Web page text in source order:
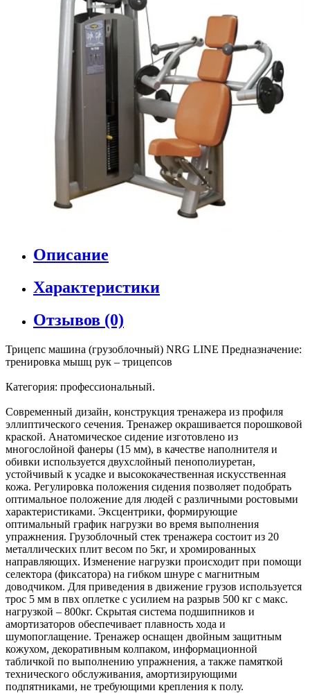
Описание
Характеристики
Отзывов (0)
Трицепс машина (грузоблочный) NRG LINE Предназначение:
тренировка мышц рук – трицепсов
Категория: профессиональный.
Современный дизайн, конструкция тренажера из профиля
эллиптического сечения. Тренажер окрашивается порошковой
краской. Анатомическое сидение изготовлено из
многослойной фанеры (15 мм), в качестве наполнителя и
обивки используется двухслойный пенополиуретан,
устойчивый к усадке и высококачественная искусственная
кожа. Регулировка положения сидения позволяет подобрать
оптимальное положение для людей с различными ростовыми
характеристиками. Эксцентрики, формирующие
оптимальный график нагрузки во время выполнения
упражнения. Грузоблочный стек тренажера состоит из 20
металлических плит весом по 5кг, и хромированных
направляющих. Изменение нагрузки происходит при помощи
селектора (фиксатора) на гибком шнуре с магнитным
доводчиком. Для приведения в движение грузов используется
трос 5 мм в пвх оплетке с усилием на разрыв 500 кг с макс.
нагрузкой – 800кг. Скрытая система подшипников и
амортизаторов обеспечивает плавность хода и
шумопоглащение. Тренажер оснащен двойным защитным
кожухом, декоративным колпаком, информационной
табличкой по выполнению упражнения, а также памяткой
технического обслуживания, амортизирующими
подпятниками, не требующими крепления к полу.